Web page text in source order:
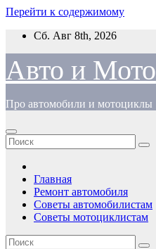
Перейти к содержимому
Сб. Авг 8th, 2026
Авто и Мото
Про автомобили и мотоциклы
Главная
Ремонт автомобиля
Советы автомобилистам
Советы мотоциклистам